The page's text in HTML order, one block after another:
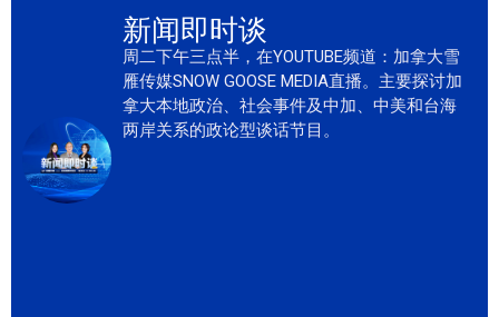
新闻即时谈
周二下午三点半，在YOUTUBE频道：加拿大雪
雁传媒SNOW GOOSE MEDIA直播。主要探讨加
拿大本地政治、社会事件及中加、中美和台海
两岸关系的政论型谈话节目。